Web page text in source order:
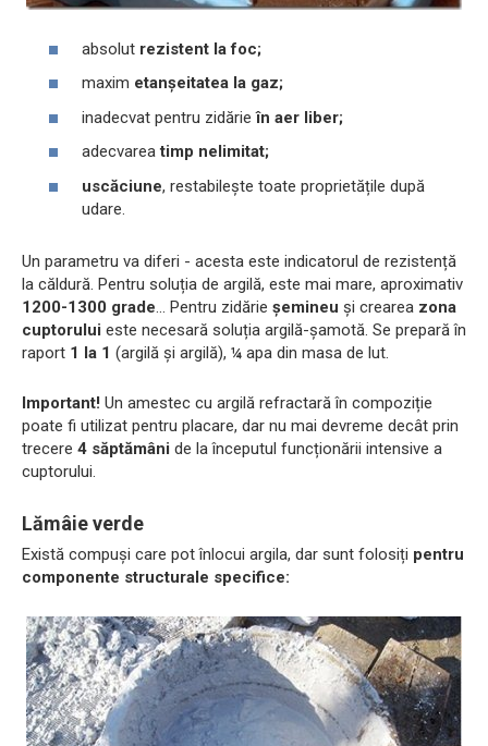
absolut rezistent la foc;
maxim etanșeitatea la gaz;
inadecvat pentru zidărieîn aer liber;
adecvareatimp nelimitat;
uscăciune, restabilește toate proprietățile după
udare.
Un parametru va diferi - acesta este indicatorul de rezistență
la căldură. Pentru soluția de argilă, este mai mare, aproximativ
1200-1300 grade... Pentru zidărie șemineu și crearea zona
cuptorului este necesară soluția argilă-șamotă. Se prepară în
raport 1 la 1 (argilă și argilă), ¼ apa din masa de lut.
Important! Un amestec cu argilă refractară în compoziție
poate fi utilizat pentru placare, dar nu mai devreme decât prin
trecere 4 săptămâni de la începutul funcționării intensive a
cuptorului.
Lămâie verde
Există compuși care pot înlocui argila, dar sunt folosiți pentru
componente structurale specifice: